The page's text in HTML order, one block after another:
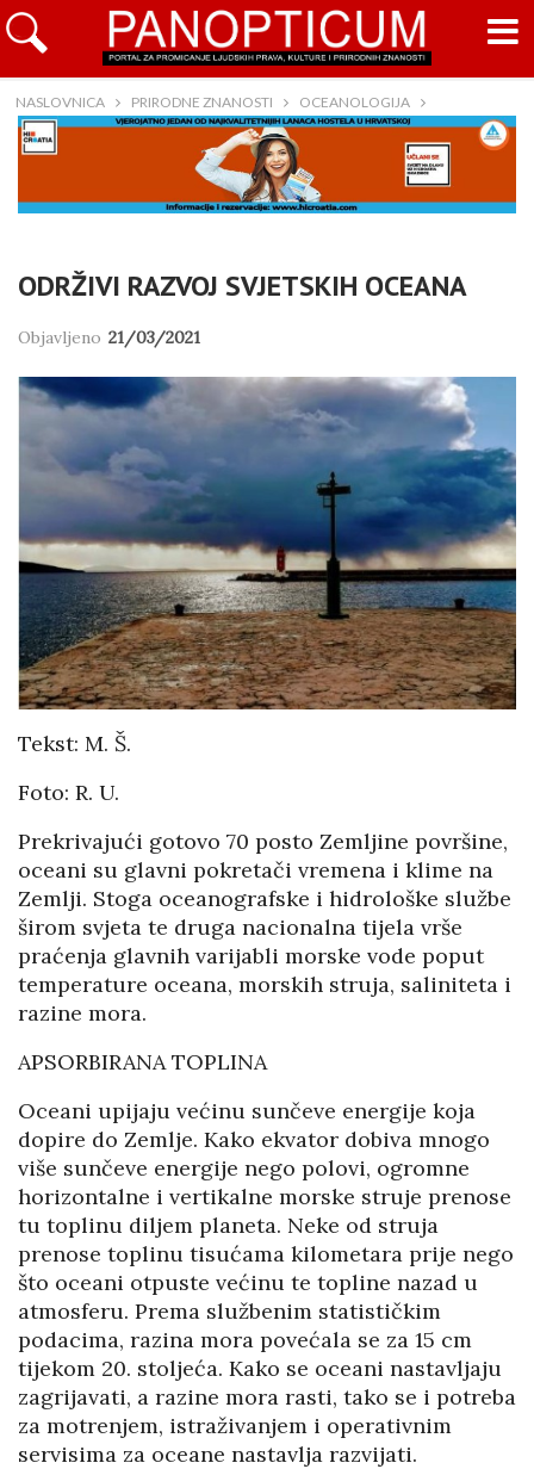
NASLOVNICA PRIRODNE ZNANOSTI OCEANOLOGIJA
ODRŽIVI RAZVOJ SVJETSKIH OCEANA
Objavljeno 21/03/2021
Tekst: M. Š.
Foto: R. U.
Prekrivajući gotovo 70 posto Zemljine površine,
oceani su glavni pokretači vremena i klime na
Zemlji. Stoga oceanografske i hidrološke službe
širom svjeta te druga nacionalna tijela vrše
praćenja glavnih varijabli morske vode poput
temperature oceana, morskih struja, saliniteta i
razine mora.
APSORBIRANA TOPLINA
Oceani upijaju većinu sunčeve energije koja
dopire do Zemlje. Kako ekvator dobiva mnogo
više sunčeve energije nego polovi, ogromne
horizontalne i vertikalne morske struje prenose
tu toplinu diljem planeta. Neke od struja
prenose toplinu tisućama kilometara prije nego
što oceani otpuste većinu te topline nazad u
atmosferu. Prema službenim statističkim
podacima, razina mora povećala se za 15 cm
tijekom 20. stoljeća. Kako se oceani nastavljaju
zagrijavati, a razine mora rasti, tako se i potreba
za motrenjem, istraživanjem i operativnim
servisima za oceane nastavlja razvijati.